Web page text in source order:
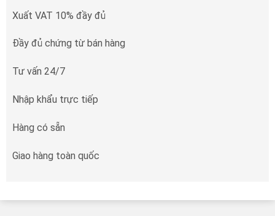
Xuất VAT 10% đầy đủ
Đầy đủ chứng từ bán hàng
Tư vấn 24/7
Nhập khẩu trực tiếp
Hàng có sẵn
Giao hàng toàn quốc